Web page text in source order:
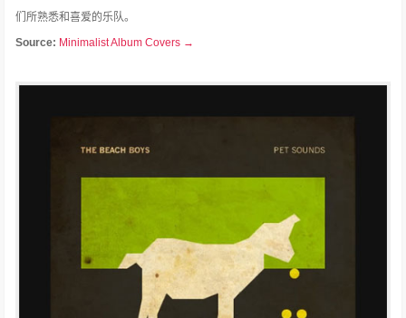
们所熟悉和喜爱的乐队。
Source: Minimalist Album Covers →